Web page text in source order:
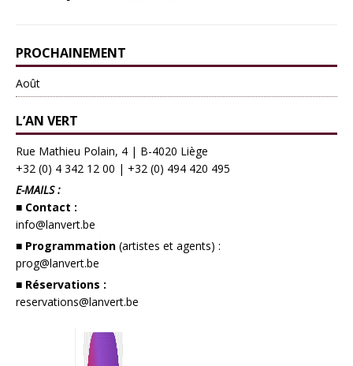
PROCHAINEMENT
Août
L’AN VERT
Rue Mathieu Polain, 4 | B-4020 Liège
+32 (0) 4 342 12 00 | +32 (0) 494 420 495
E-MAILS :
■ Contact :
info@lanvert.be
■ Programmation (artistes et agents) :
prog@lanvert.be
■ Réservations :
reservations@lanvert.be